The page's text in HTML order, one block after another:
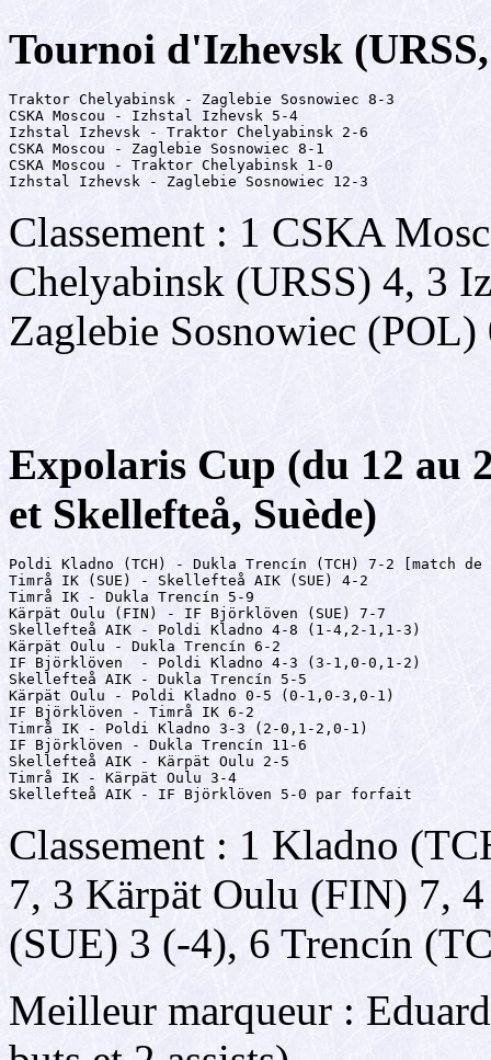
Tournoi d'Izhevsk
Traktor Chelyabinsk - Zaglebie Sosnowiec 8-3
CSKA Moscou - Izhstal Izhevsk 5-4
Izhstal Izhevsk - Traktor Chelyabinsk 2-6
CSKA Moscou - Zaglebie Sosnowiec 8-1
CSKA Moscou - Traktor Chelyabinsk 1-0
Izhstal Izhevsk - Zaglebie Sosnowiec 12-3
Classement : 1 CSKA
Chelyabinsk (URSS) 4, 3
Zaglebie Sosnowiec (POL)
Expolaris Cup (du 12 au
et Skellefteå, Suède)
Poldi Kladno (TCH) - Dukla Trencín (TCH) 7-2 [match de
Timrå IK (SUE) - Skellefteå AIK (SUE) 4-2
Timrå IK - Dukla Trencín 5-9
Kärpät Oulu (FIN) - IF Björklöven (SUE) 7-7
Skellefteå AIK - Poldi Kladno 4-8 (1-4,2-1,1-3)
Kärpät Oulu - Dukla Trencín 6-2
IF Björklöven  - Poldi Kladno 4-3 (3-1,0-0,1-2)
Skellefteå AIK - Dukla Trencín 5-5
Kärpät Oulu - Poldi Kladno 0-5 (0-1,0-3,0-1)
IF Björklöven - Timrå IK 6-2
Timrå IK - Poldi Kladno 3-3 (2-0,1-2,0-1)
IF Björklöven - Dukla Trencín 11-6
Skellefteå AIK - Kärpät Oulu 2-5
Timrå IK - Kärpät Oulu 3-4
Skellefteå AIK - IF Björklöven 5-0 par forfait
Classement : 1 Kladno
7, 3 Kärpät Oulu (FIN) 7,
(SUE) 3 (-4), 6 Trencín
Meilleur marqueur :